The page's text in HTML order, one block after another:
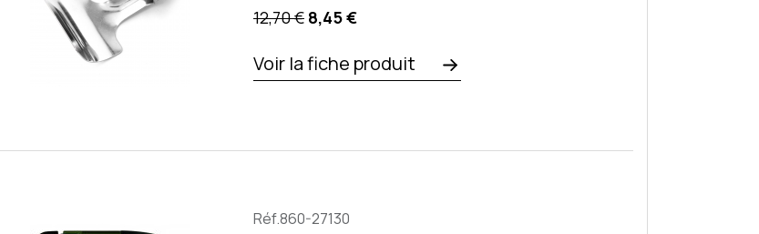
Precio base
12,70 € Precio
8,45 €
Voir la fiche produit
Réf.860-27130